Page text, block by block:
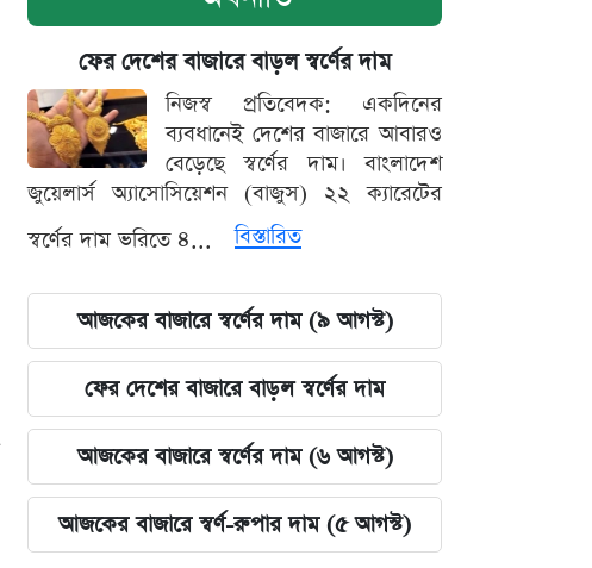
ফের দেশের বাজারে বাড়ল স্বর্ণের দাম
নিজস্ব প্রতিবেদক: একদিনের
ব্যবধানেই দেশের বাজারে আবারও
বেড়েছে স্বর্ণের দাম। বাংলাদেশ
জুয়েলার্স অ্যাসোসিয়েশন (বাজুস) ২২ ক্যারেটের
স্বর্ণের দাম ভরিতে ৪...
বিস্তারিত
আজকের বাজারে স্বর্ণের দাম (৯ আগস্ট)
ফের দেশের বাজারে বাড়ল স্বর্ণের দাম
আজকের বাজারে স্বর্ণের দাম (৬ আগস্ট)
আজকের বাজারে স্বর্ণ-রুপার দাম (৫ আগস্ট)